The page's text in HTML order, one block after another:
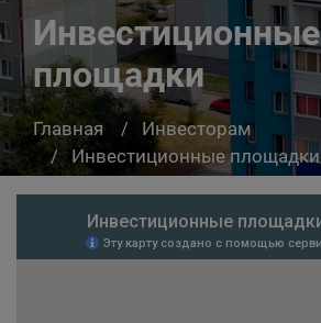
Инвестиционные
площадки
Главная
Инвесторам
Инвестиционные площадки